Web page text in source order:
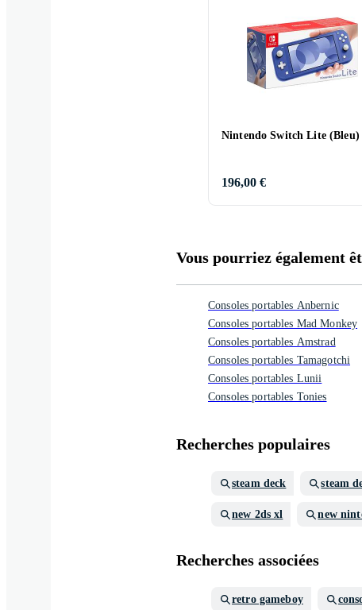
Nintendo Switch Lite (Bleu)
196,00 €
Vous pourriez également
Consoles portables Anbernic
Consoles portables Mad Monkey
Consoles portables Amstrad
Consoles portables Tamagotchi
Consoles portables Lunii
Consoles portables Tonies
Recherches populaires
steam deck steam
new 2ds xl new
Recherches associées
retro gameboy